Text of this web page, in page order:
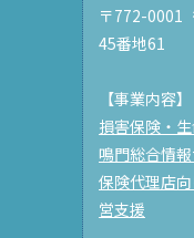
〒772-0001
45番地61
【事業内容】
損害保険・
鳴門総合情
保険代理店
営支援